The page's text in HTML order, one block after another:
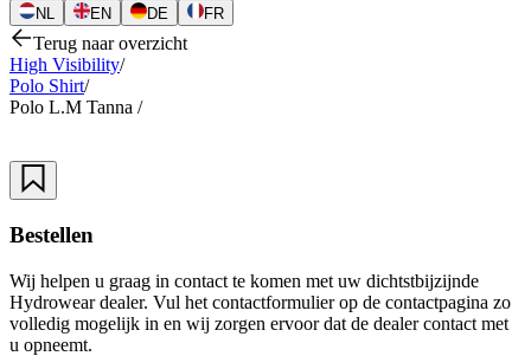
NL EN DE FR
Terug naar overzicht
High Visibility/
Polo Shirt/
Polo L.M Tanna /
Bestellen
Wij helpen u graag in contact te komen met uw dichtstbijzijnde
Hydrowear dealer. Vul het contactformulier op de contactpagina zo
volledig mogelijk in en wij zorgen ervoor dat de dealer contact met
u opneemt.